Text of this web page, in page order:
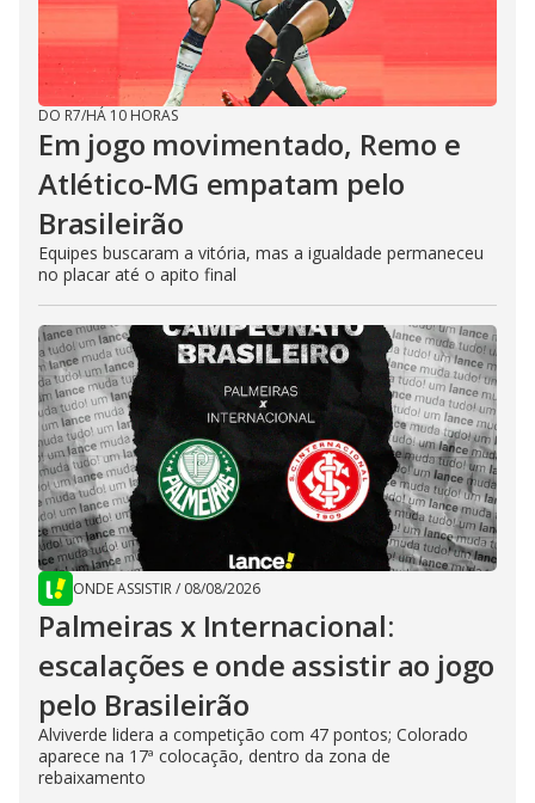
DO R7/HÁ 10 HORAS
Em jogo movimentado, Remo e
Atlético-MG empatam pelo
Brasileirão
Equipes buscaram a vitória, mas a igualdade permaneceu
no placar até o apito final
ONDE ASSISTIR/ 08/08/2026
Palmeiras x Internacional:
escalações e onde assistir ao jogo
pelo Brasileirão
Alviverde lidera a competição com 47 pontos; Colorado
aparece na 17ª colocação, dentro da zona de
rebaixamento